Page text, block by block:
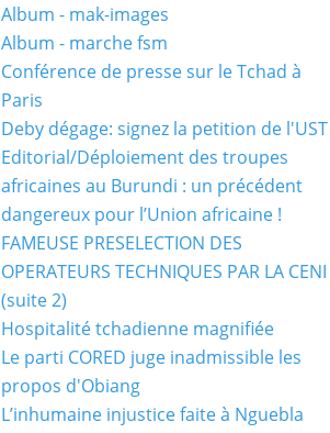
Album - mak-images
Album - marche fsm
Conférence de presse sur le Tchad à
Paris
Deby dégage: signez la petition de l'UST
Editorial/Déploiement des troupes
africaines au Burundi : un précédent
dangereux pour l’Union africaine !
FAMEUSE PRESELECTION DES
OPERATEURS TECHNIQUES PAR LA CENI
(suite 2)
Hospitalité tchadienne magnifiée
Le parti CORED juge inadmissible les
propos d'Obiang
L’inhumaine injustice faite à Nguebla